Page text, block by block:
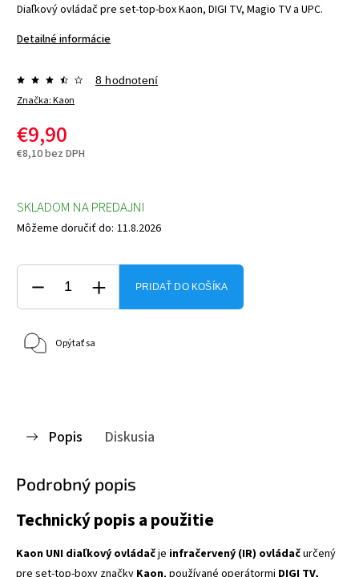
Diaľkový ovládač pre set-top-box Kaon, DIGI TV, Magio TV a UPC.
Detailné informácie
Značka:Kaon
8 hodnotení
€9,90
€8,10 bez DPH
SKLADOM NA PREDAJNI
Môžeme doručiť do: 11.8.2026
PRIDAŤ DO KOŠÍKA
Opýtať sa
Popis Diskusia
Podrobný popis
Technický popis a použitie
Kaon UNI diaľkový ovládačje infračervený (IR) ovládačurčený
pre set-top-boxy značky Kaon, používané operátormi DIGI TV,